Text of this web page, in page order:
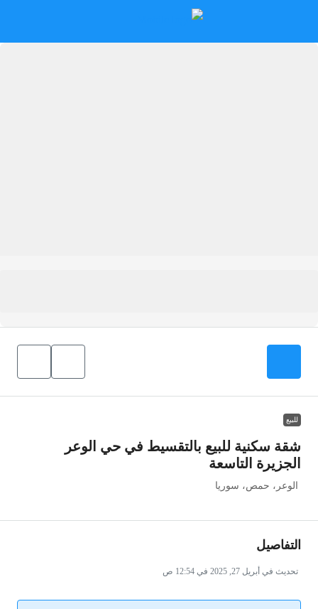
للبيع
شقة سكنية للبيع بالتقسيط في حي الوعر
الجزيرة التاسعة
الوعر، حمص، سوريا
التفاصيل
تحديث في أبريل 27, 2025 في 12:54 ص